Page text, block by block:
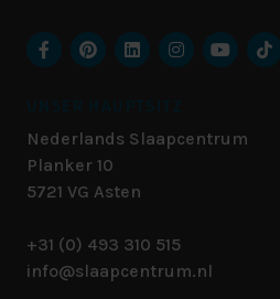
Nederlands Slaapcentrum
Planker 10
5721 VG Asten
+31 (0) 493 310 515
info@slaapcentrum.nl